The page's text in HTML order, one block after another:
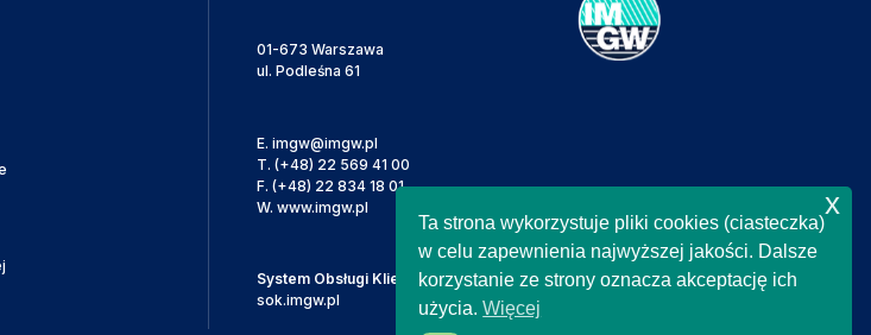
01-673 Warszawa
ul. Podleśna 61
E. imgw@imgw.pl
T. (+48) 22 569 41 00
F. (+48) 22 834 18 01
W. www.imgw.pl
System Obsługi Klienta
sok.imgw.pl
Ta strona wykorzystuje pliki cookies (ciasteczka)
w celu zapewnienia najwyższej jakości. Dalsze
korzystanie ze strony oznacza akceptację ich
użycia.Więcej
x